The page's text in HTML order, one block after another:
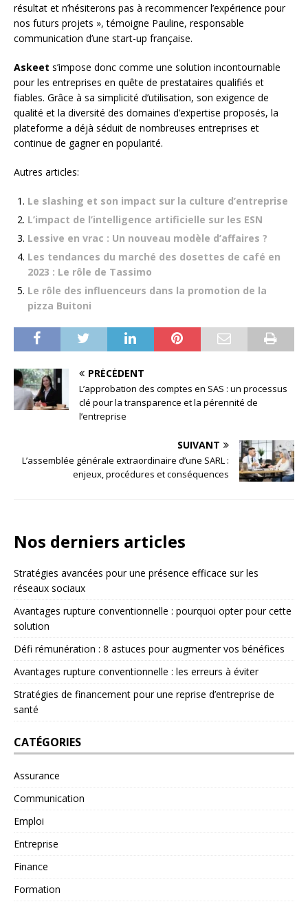
résultat et n’hésiterons pas à recommencer l’expérience pour
nos futurs projets », témoigne Pauline, responsable
communication d’une start-up française.
Askeet s’impose donc comme une solution incontournable
pour les entreprises en quête de prestataires qualifiés et
fiables. Grâce à sa simplicité d’utilisation, son exigence de
qualité et la diversité des domaines d’expertise proposés, la
plateforme a déjà séduit de nombreuses entreprises et
continue de gagner en popularité.
Autres articles:
Le slashing et son impact sur la culture d’entreprise
L’impact de l’intelligence artificielle sur les ESN
Lessive en vrac : Un nouveau modèle d’affaires ?
Les tendances du marché des dosettes de café en
2023 : Le rôle de Tassimo
Le rôle des influenceurs dans la promotion de la
pizza Buitoni
PRÉCÉDENT
L’approbation des comptes en SAS : un processus
clé pour la transparence et la pérennité de
l’entreprise
SUIVANT
L’assemblée générale extraordinaire d’une SARL :
enjeux, procédures et conséquences
Nos derniers articles
Stratégies avancées pour une présence efficace sur les
réseaux sociaux
Avantages rupture conventionnelle : pourquoi opter pour cette
solution
Défi rémunération : 8 astuces pour augmenter vos bénéfices
Avantages rupture conventionnelle : les erreurs à éviter
Stratégies de financement pour une reprise d’entreprise de
santé
CATÉGORIES
Assurance
Communication
Emploi
Entreprise
Finance
Formation